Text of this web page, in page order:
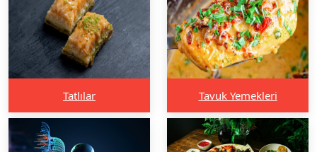
Tatlılar Tavuk Yemekleri